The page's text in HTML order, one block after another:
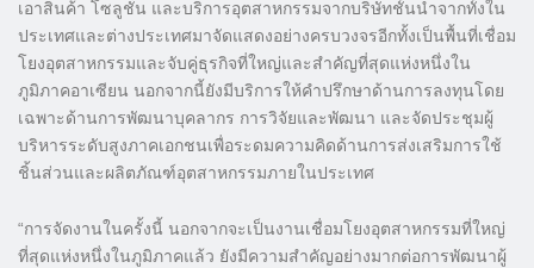
เอาสินค้า โซลูชั่น และบริการอุตสาหกรรมจากบริษัทชั้นนำจากทั้งใน
ประเทศและต่างประเทศมาจัดแสดงอย่างครบวงจรอีกทั้งเป็นพื้นที่เชื่อม
โยงอุตสาหกรรมและจับคู่ธุรกิจที่ใหญ่และสำคัญที่สุดแห่งหนึ่งใน
ภูมิภาคอาเซียน นอกจากนี้ยังมีบริการให้คำปรึกษาด้านการลงทุนโดย
เฉพาะด้านการพัฒนาบุคลากร การวิจัยและพัฒนา และจัดประชุมผู้
บริหารระดับสูงภาคเอกชนเพื่อระดมความคิดด้านการส่งเสริมการใช้
ชิ้นส่วนและผลิตภัณฑ์อุตสาหกรรมภายในประเทศ
“การจัดงานในครั้งนี้ นอกจากจะเป็นงานเชื่อมโยงอุตสาหกรรมที่ใหญ่
ที่สุดแห่งหนึ่งในภูมิภาคแล้ว ยังมีความสำคัญอย่างมากต่อการพัฒนาผู้